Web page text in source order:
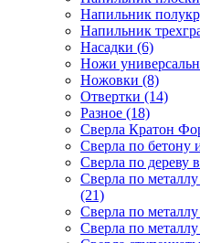
Напильник
Напильник
Насадки (6)
Ножи
Ножовки (8)
Отвертки (14)
Разное (18)
Сверла Кратон
Сверла по бетону
Сверла по дереву
Сверла по
(21)
Сверла по
Сверла по